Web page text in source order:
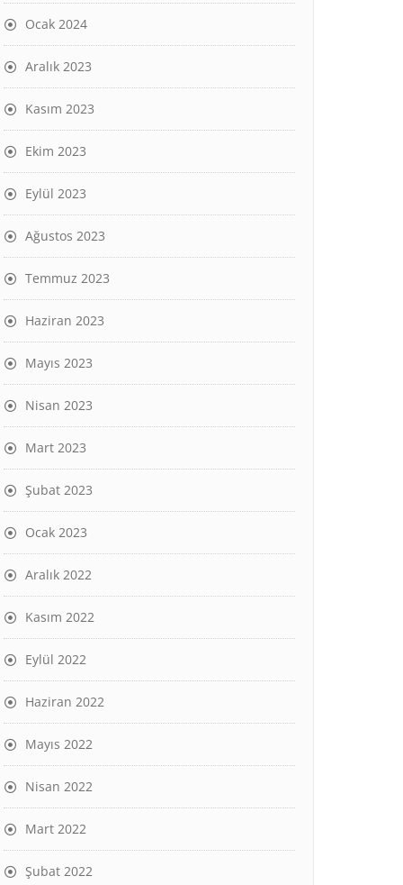
Ocak 2024
Aralık 2023
Kasım 2023
Ekim 2023
Eylül 2023
Ağustos 2023
Temmuz 2023
Haziran 2023
Mayıs 2023
Nisan 2023
Mart 2023
Şubat 2023
Ocak 2023
Aralık 2022
Kasım 2022
Eylül 2022
Haziran 2022
Mayıs 2022
Nisan 2022
Mart 2022
Şubat 2022